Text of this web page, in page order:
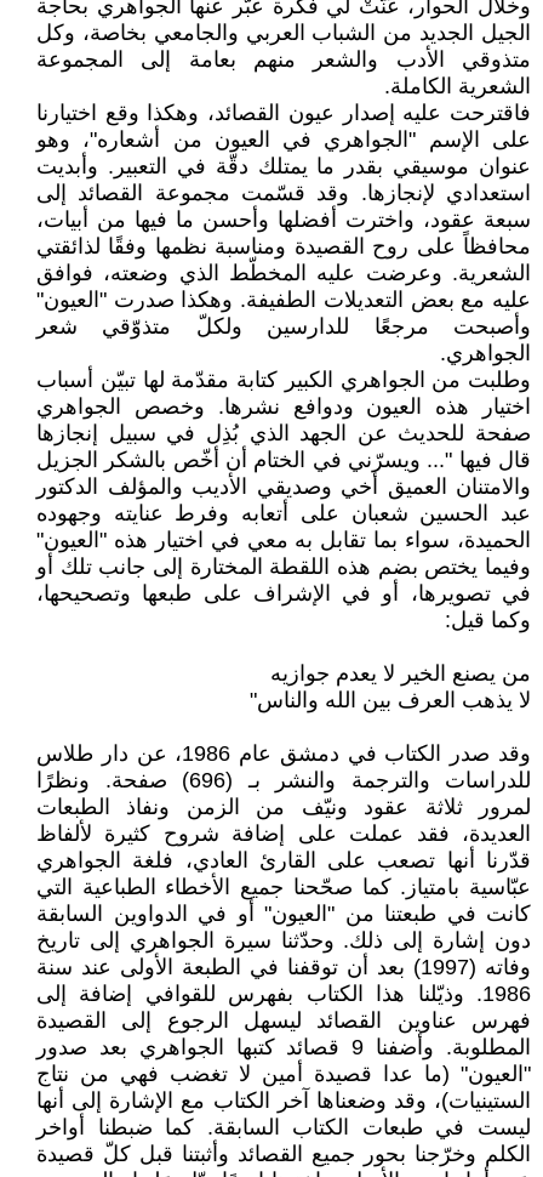
وخلال الحوار، عَنَّتْ لي فكرة عبَّر عنها الجواهري بحاجة
الجيل الجديد من الشباب العربي والجامعي بخاصة، وكل
متذوقي الأدب والشعر منهم بعامة إلى المجموعة
الشعرية الكاملة.
فاقترحت عليه إصدار عيون القصائد، وهكذا وقع اختيارنا
على الإسم "الجواهري في العيون من أشعاره"، وهو
عنوان موسيقي بقدر ما يمتلك دقّة في التعبير. وأبديت
استعدادي لإنجازها. وقد قسّمت مجموعة القصائد إلى
سبعة عقود، واخترت أفضلها وأحسن ما فيها من أبيات،
محافظاً على روح القصيدة ومناسبة نظمها وفقًا لذائقتي
الشعرية. وعرضت عليه المخطّط الذي وضعته، فوافق
عليه مع بعض التعديلات الطفيفة. وهكذا صدرت "العيون"
وأصبحت مرجعًا للدارسين ولكلّ متذوّقي شعر
الجواهري.
وطلبت من الجواهري الكبير كتابة مقدّمة لها تبيّن أسباب
اختيار هذه العيون ودوافع نشرها. وخصص الجواهري
صفحة للحديث عن الجهد الذي بُذِل في سبيل إنجازها
قال فيها "... ويسرّني في الختام أن أخّص بالشكر الجزيل
والامتنان العميق أخي وصديقي الأديب والمؤلف الدكتور
عبد الحسين شعبان على أتعابه وفرط عنايته وجهوده
الحميدة، سواء بما تقابل به معي في اختيار هذه "العيون"
وفيما يختص بضم هذه اللقطة المختارة إلى جانب تلك أو
في تصويرها، أو في الإشراف على طبعها وتصحيحها،
وكما قيل:
من يصنع الخير لا يعدم جوازيه
لا يذهب العرف بين الله والناس"
وقد صدر الكتاب في دمشق عام 1986، عن دار طلاس
للدراسات والترجمة والنشر بـ (696) صفحة. ونظرًا
لمرور ثلاثة عقود ونيّف من الزمن ونفاذ الطبعات
العديدة، فقد عملت على إضافة شروح كثيرة لألفاظ
قدّرنا أنها تصعب على القارئ العادي، فلغة الجواهري
عبّاسية بامتياز. كما صحّحنا جميع الأخطاء الطباعية التي
كانت في طبعتنا من "العيون" أو في الدواوين السابقة
دون إشارة إلى ذلك. وحدّثنا سيرة الجواهري إلى تاريخ
وفاته (1997) بعد أن توقفنا في الطبعة الأولى عند سنة
1986. وذيّلنا هذا الكتاب بفهرس للقوافي إضافة إلى
فهرس عناوين القصائد ليسهل الرجوع إلى القصيدة
المطلوبة. وأضفنا 9 قصائد كتبها الجواهري بعد صدور
"العيون" (ما عدا قصيدة أمين لا تغضب فهي من نتاج
الستينيات)، وقد وضعناها آخر الكتاب مع الإشارة إلى أنها
ليست في طبعات الكتاب السابقة. كما ضبطنا أواخر
الكلم وخرّجنا بحور جميع القصائد وأثبتنا قبل كلّ قصيدة